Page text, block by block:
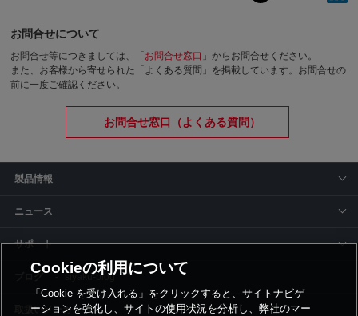
お問合せについて
お問合せ等につきましては、「 お問合せ窓口 」からお問合せください。
また、お客様から寄せられた「よくある質問」を掲載しています。お問合せの
前に一度ご確認ください。
お問合せ窓口（よくある質問）
製品情報
ニュース
サポート
siyaku-blog
取扱いメーカー
Cookieの利用について
「Cookie を受け入れる」をクリックすると、サイトナビゲ
ーションを強化し、サイトの使用状況を分析し、弊社のマー